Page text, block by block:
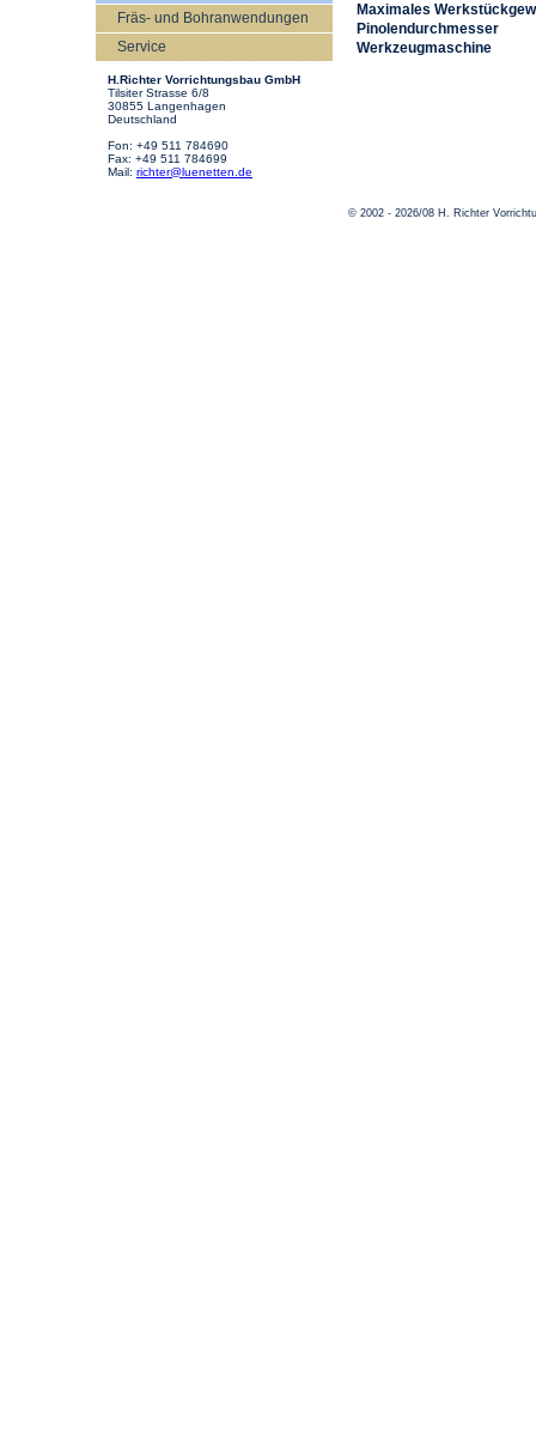
Fräs- und Bohranwendungen
Service
H.Richter Vorrichtungsbau GmbH
Tilsiter Strasse 6/8
30855 Langenhagen
Deutschland
Fon: +49 511 784690
Fax: +49 511 784699
Mail: richter@luenetten.de
Maximales
Pinolendurchmesser
Werkzeugmaschine
© 2002 - 2026/08 H. Richter